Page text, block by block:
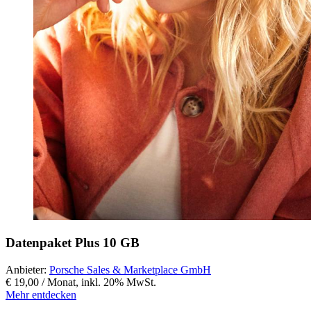
Datenpaket Plus 10 GB
Anbieter: Porsche Sales & Marketplace GmbH
€ 19,00 / Monat, inkl. 20% MwSt.
Mehr entdecken